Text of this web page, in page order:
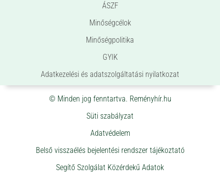
ÁSZF
Minőségcélok
Minőségpolitika
GYIK
Adatkezelési és adatszolgáltatási nyilatkozat
© Minden jog fenntartva. Reményhír.hu
Süti szabályzat
Adatvédelem
Belső visszaélés bejelentési rendszer tájékoztató
Segítő Szolgálat Közérdekű Adatok